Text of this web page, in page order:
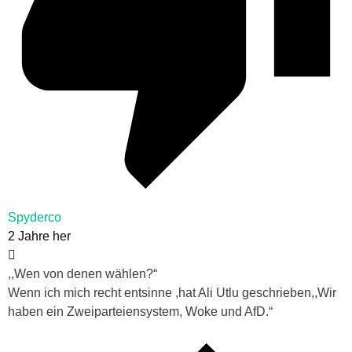
Spyderco
2 Jahre her
,,Wen von denen wählen?“
Wenn ich mich recht entsinne ,hat Ali Utlu geschrieben,,Wir
haben ein Zweiparteiensystem, Woke und AfD.“